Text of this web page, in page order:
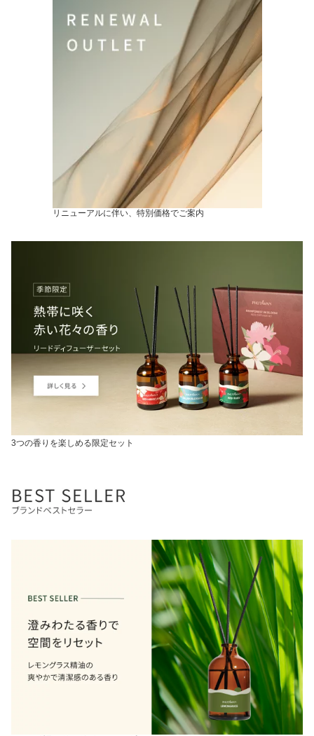
リニューアルに伴い、特別価格でご案内
3つの香りを楽しめる限定セット